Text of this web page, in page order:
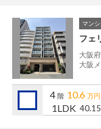
マン
フェ
大阪
大阪
4 階 10.6 万円
1LDK